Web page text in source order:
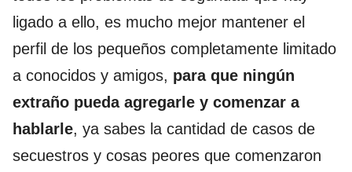
ligado a ello, es mucho mejor mantener el
perfil de los pequeños completamente limitado
a conocidos y amigos, para que ningún
extraño pueda agregarle y comenzar a
hablarle, ya sabes la cantidad de casos de
secuestros y cosas peores que comenzaron